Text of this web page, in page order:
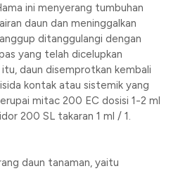
ini menyerang tumbuhan
daun dan meninggalkan
ditanggulangi dengan
yang telah dicelupkan
daun disemprotkan kembali
kontak atau sistemik yang
mitac 200 EC dosisi 1-2 ml
200 SL takaran 1 ml / 1.
daun tanaman, yaitu